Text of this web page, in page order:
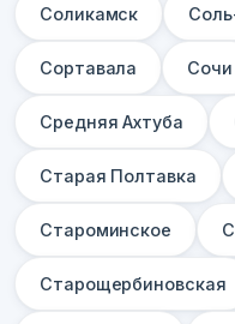
Соликамск
Сортавала Сочи
Средняя Ахтуба
Старая Полтавка
Староминское
Старощербиновская